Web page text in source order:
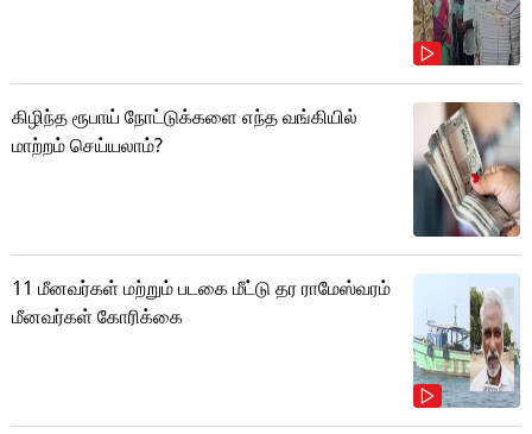
கிழிந்த ரூபாய் நோட்டுக்களை எந்த வங்கியில்
மாற்றம் செய்யலாம்?
11 மீனவர்கள் மற்றும் படகை மீட்டு தர ராமேஸ்வரம்
மீனவர்கள் கோரிக்கை